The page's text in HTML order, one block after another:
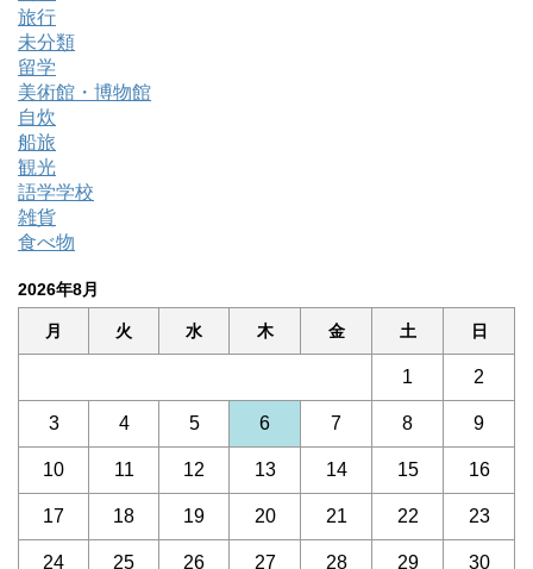
旅行
未分類
留学
美術館・博物館
自炊
船旅
観光
語学学校
雑貨
食べ物
2026年8月
月 火 水 木 金 土 日
1 2
3 4 5 6 7 8 9
10 11 12 13 14 15 16
17 18 19 20 21 22 23
24 25 26 27 28 29 30